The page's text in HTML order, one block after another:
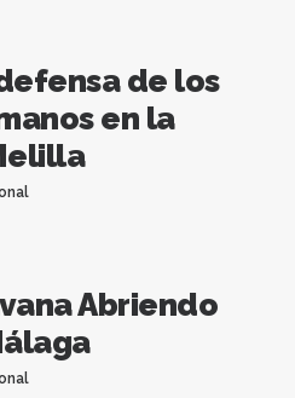
de los
en la
Abriendo